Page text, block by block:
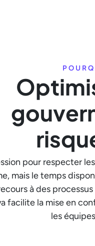
pour respecter
mais le temps
à des
facilite la mise en
les